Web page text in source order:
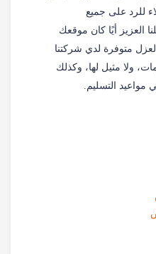
للرد على جميع
العزيز أيًا كان موقعك
متوفرة لدي شركتنا
ولا مثيل لها، وكذلك
مواعيد التسليم.